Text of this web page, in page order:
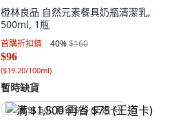
橙林良品 自然元素餐具奶瓶清潔乳,
500ml, 1瓶
首購折扣價 40%$160
$96
($19.20/100ml)
暫時缺貨
满 $1,500 再省 $75 (王道卡)